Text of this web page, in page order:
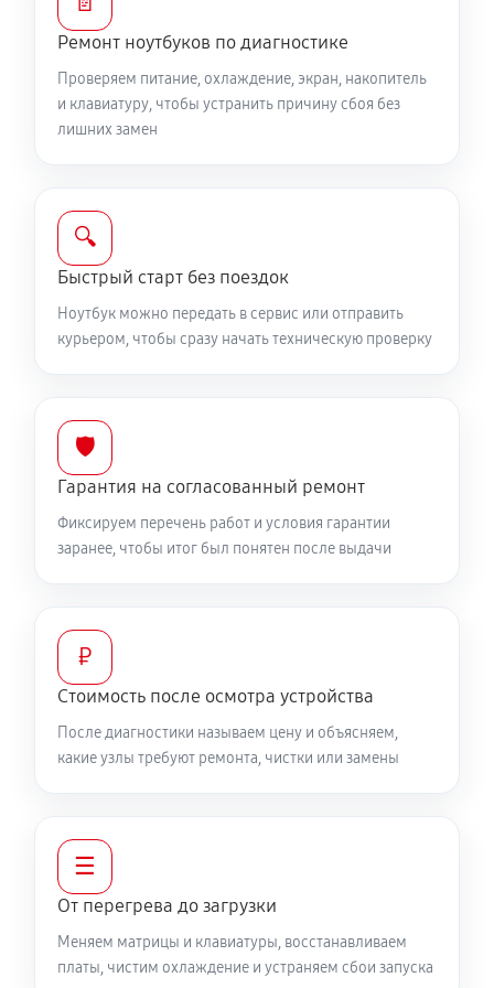
Ремонт цепей питания
2250 руб 60 минут
Замена видеокарты ноутбука MSI 77 12UHS208RU
1700 руб
Замена видеочипа ноутбука MSI 77 12UHS208RU
2250 руб 100 минут
Ремонт подсветки ноутбука MSI 77 12UHS208RU
1080 руб 90 минут
Настройка ОС ноутбука MSI 77 12UHS208RU
Замена HDMI ноутбука MSI 77 12UHS208RU
Ремонт ноутбуков по диагностике
Проверяем питание, охлаждение, экран, накопитель
и клавиатуру, чтобы устранить причину сбоя без
лишних замен
🔍
Быстрый старт без поездок
Ноутбук можно передать в сервис или отправить
курьером, чтобы сразу начать техническую проверку
🛡️
Гарантия на согласованный ремонт
Фиксируем перечень работ и условия гарантии
заранее, чтобы итог был понятен после выдачи
₽
Стоимость после осмотра устройства
После диагностики называем цену и объясняем,
какие узлы требуют ремонта, чистки или замены
☰
От перегрева до загрузки
Меняем матрицы и клавиатуры, восстанавливаем
платы, чистим охлаждение и устраняем сбои запуска